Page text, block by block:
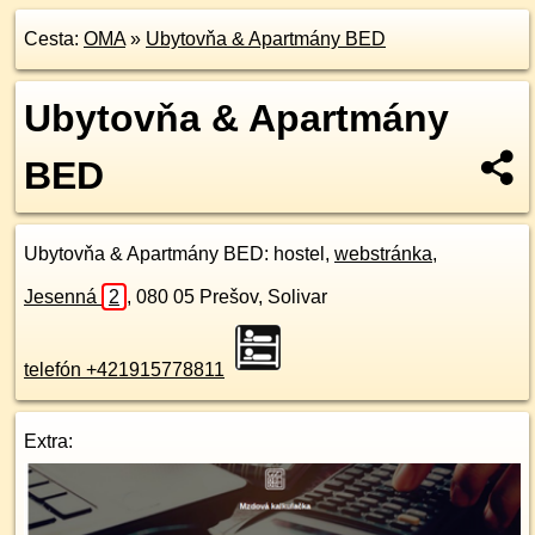
Cesta: OMA» Ubytovňa & Apartmány BED
Ubytovňa & Apartmány
BED
Ubytovňa & Apartmány BED: hostel, webstránka,
Jesenná 2 , 080 05 Prešov, Solivar
telefón +421915778811
Extra: